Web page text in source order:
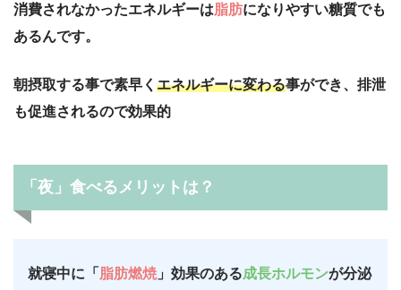
消費されなかったエネルギーは脂肪になりやすい糖質でも
あるんです。
朝摂取する事で素早く エネルギーに変わる事ができ、排泄
も促進されるので効果的
「夜」食べるメリットは？
就寝中に「 脂肪燃焼 」効果のある成長ホルモンが分泌